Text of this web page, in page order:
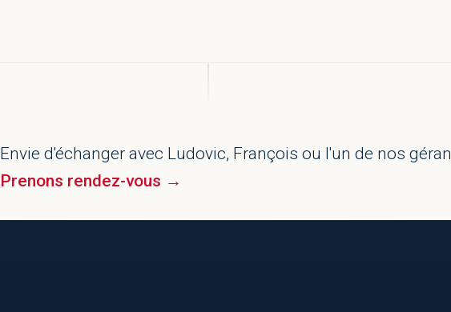
Envie d'échanger avec Ludovic, François ou l'un de nos
Prenons rendez-vous →